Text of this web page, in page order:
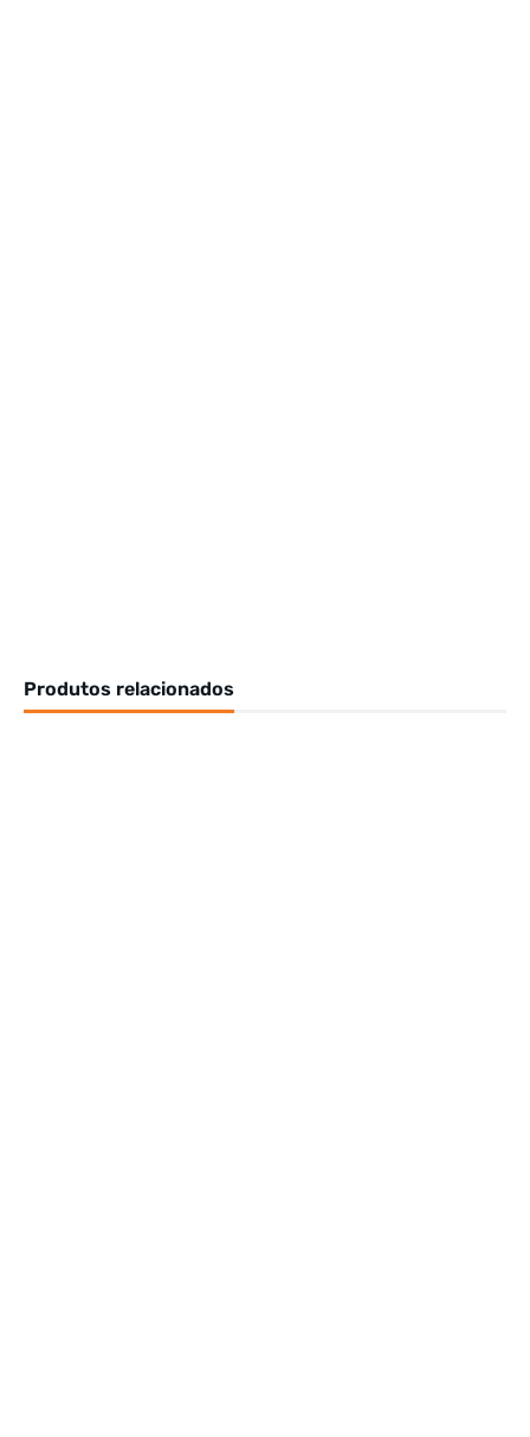
Produtos relacionados